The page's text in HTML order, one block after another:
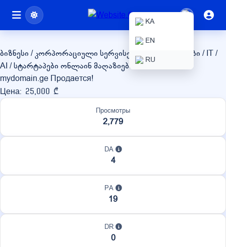
KA
EN
RU
mydomain.ge
ბიზნესი / კორპორაციული სერვისებიტექნოლოგიები / IT /
AI / სტარტაპები ონლაინ მაღაზიები / eCommerce
mydomain.ge Продается!
Цена: 25,000 ₾
Просмотры
2,779
DA
4
PA
19
DR
0